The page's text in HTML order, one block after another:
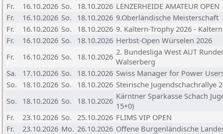
Fr.
16.10.2026 So. 18.10.2026 LENZERHEIDE AMATEUR OPEN
Fr.
16.10.2026 So. 18.10.2026 9.Oberländische Meisterschaft
Fr.
16.10.2026 So. 18.10.2026 9. Kaltern-Trophy 2026 -
Fr.
16.10.2026 So. 18.10.2026 Herbst-Open Würselen 2026
Fr.
16.10.2026 So. 18.10.2026 2. Bundesliga West AUT
Walserberg
Sa.
17.10.2026 So. 18.10.2026 Swiss Manager for Power
So.
18.10.2026 So. 18.10.2026 Steirische Jugendschachrallye
So.
18.10.2026 So. 18.10.2026 Kärntner Sparkasse Schach
15+0)
Fr.
23.10.2026 So. 25.10.2026 FLIMS VIP OPEN
Fr.
23.10.2026 Mo. 26.10.2026 Offene Burgenländische